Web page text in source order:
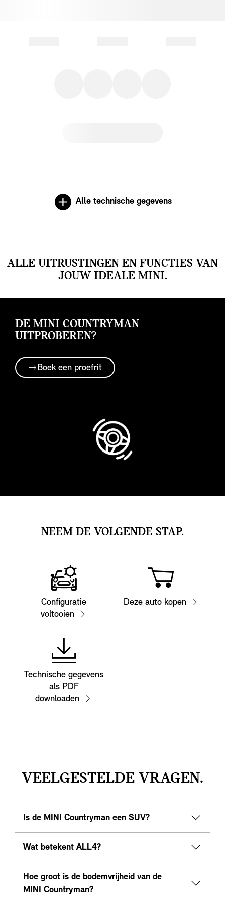
Alle technische gegevens
ALLE UITRUSTINGEN EN FUNCTIES VAN
JOUW IDEALE MINI.
DE MINI COUNTRYMAN
UITPROBEREN?
Boek een proefrit
NEEM DE VOLGENDE STAP.
Configuratie
voltooien
Deze auto kopen
Technische gegevens
als PDF
downloaden
VEELGESTELDE VRAGEN.
Is de MINI Countryman een SUV?
Wat betekent ALL4?
Hoe groot is de bodemvrijheid van de
MINI Countryman?